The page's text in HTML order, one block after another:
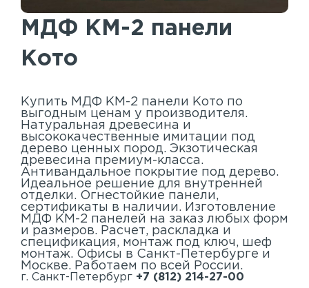
Акустические панели
Реечный потолок
Индивидуальные решения
МДФ КМ-2 панели
Кото
Купить МДФ КМ-2 панели Кото по
выгодным ценам у производителя.
Натуральная древесина и
высококачественные имитации под
дерево ценных пород. Экзотическая
древесина премиум-класса.
Антивандальное покрытие под дерево.
Идеальное решение для внутренней
отделки. Огнестойкие панели,
сертификаты в наличии. Изготовление
МДФ КМ-2 панелей на заказ любых форм
и размеров. Расчет, раскладка и
спецификация, монтаж под ключ, шеф
монтаж. Офисы в Санкт-Петербурге и
Москве. Работаем по всей России.
г. Санкт-Петербург +7 (812) 214-27-00